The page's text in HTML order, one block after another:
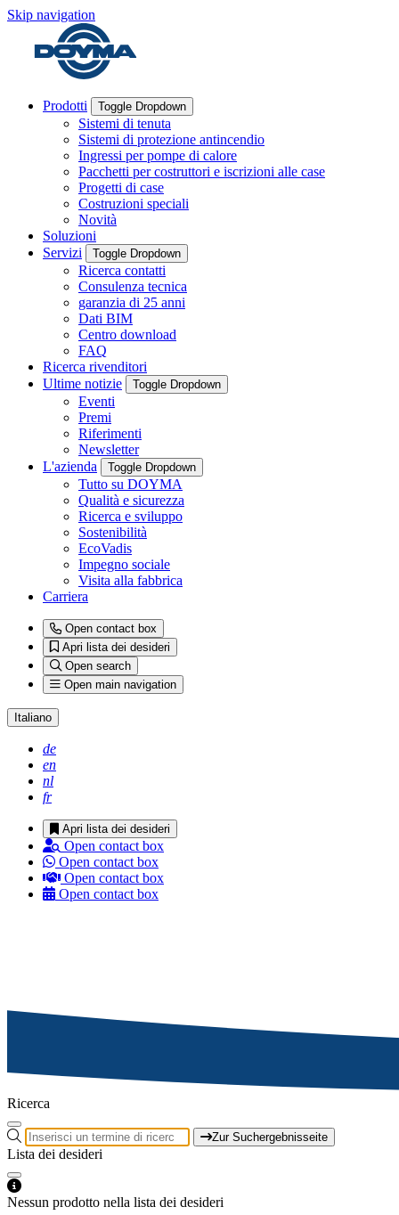
Skip navigation
Prodotti Toggle Dropdown
Sistemi di tenuta
Sistemi di protezione antincendio
Ingressi per pompe di calore
Pacchetti per costruttori e iscrizioni alle case
Progetti di case
Costruzioni speciali
Novità
Soluzioni
Servizi
Toggle Dropdown
Ricerca contatti
Consulenza tecnica
garanzia di 25 anni
Dati BIM
Centro download
FAQ
Ricerca rivenditori
Ultime notizie
Toggle Dropdown
Eventi
Premi
Riferimenti
Newsletter
L'azienda
Toggle Dropdown
Tutto su DOYMA
Qualità e sicurezza
Ricerca e sviluppo
Sostenibilità
EcoVadis
Impegno sociale
Visita alla fabbrica
Carriera
Open contact box
Apri lista dei desideri
Open search
Open main navigation
Italiano
de
en
nl
fr
Apri lista dei desideri
Open contact box
Open contact box
Open contact box
Open contact box
Ricerca
Zur Suchergebnisseite
Lista dei desideri
Nessun prodotto nella lista dei desideri